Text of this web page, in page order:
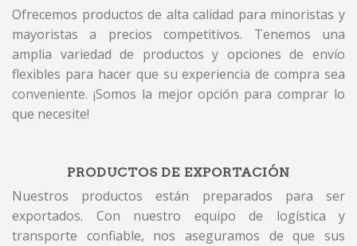
Ofrecemos productos de alta calidad para minoristas y
mayoristas a precios competitivos. Tenemos una
amplia variedad de productos y opciones de envío
flexibles para hacer que su experiencia de compra sea
conveniente. ¡Somos la mejor opción para comprar lo
que necesite!
PRODUCTOS DE EXPORTACIÓN
Nuestros productos están preparados para ser
exportados. Con nuestro equipo de logística y
transporte confiable, nos aseguramos de que sus